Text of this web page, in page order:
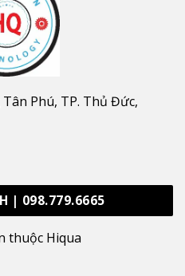
Phú, TP. Thủ Đức,
| 098.779.6665
thuộc Hiqua